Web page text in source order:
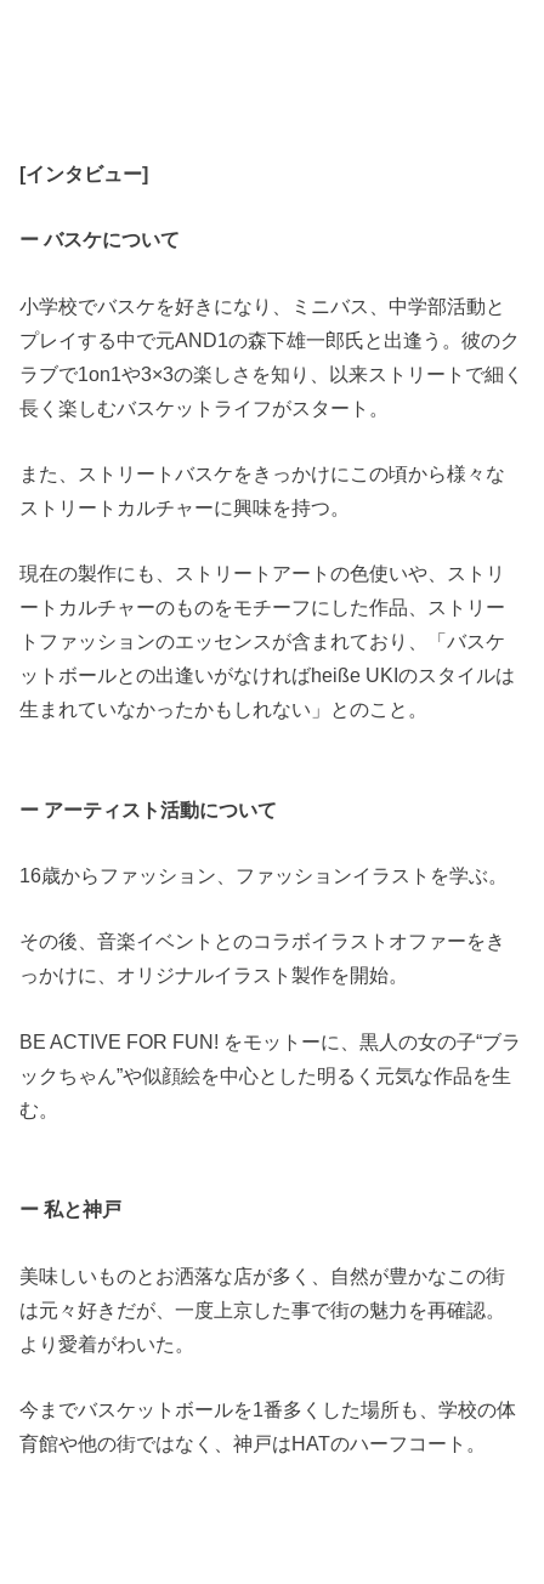
[インタビュー]
ー バスケについて
小学校でバスケを好きになり、ミニバス、中学部活動と
プレイする中で元AND1の森下雄一郎氏と出逢う。彼のク
ラブで1on1や3×3の楽しさを知り、以来ストリートで細く
長く楽しむバスケットライフがスタート。
また、ストリートバスケをきっかけにこの頃から様々な
ストリートカルチャーに興味を持つ。
現在の製作にも、ストリートアートの色使いや、ストリ
ートカルチャーのものをモチーフにした作品、ストリー
トファッションのエッセンスが含まれており、「バスケ
ットボールとの出逢いがなければheiße UKIのスタイルは
生まれていなかったかもしれない」とのこと。
ー アーティスト活動について
16歳からファッション、ファッションイラストを学ぶ。
その後、音楽イベントとのコラボイラストオファーをき
っかけに、オリジナルイラスト製作を開始。
BE ACTIVE FOR FUN! をモットーに、黒人の女の子“ブラ
ックちゃん”や似顔絵を中心とした明るく元気な作品を生
む。
ー 私と神戸
美味しいものとお洒落な店が多く、自然が豊かなこの街
は元々好きだが、一度上京した事で街の魅力を再確認。
より愛着がわいた。
今までバスケットボールを1番多くした場所も、学校の体
育館や他の街ではなく、神戸はHATのハーフコート。